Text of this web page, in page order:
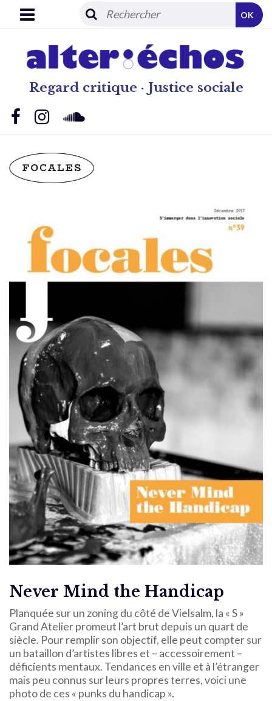
Regard critique · Justice sociale
OK
Never Mind the Handicap
Planquée sur un zoning du côté de Vielsalm, la « S »
Grand Atelier promeut l’art brut depuis un quart de
siècle. Pour remplir son objectif, elle peut compter sur
un bataillon d’artistes libres et – accessoirement –
déficients mentaux. Tendances en ville et à l’étranger
mais peu connus sur leurs propres terres, voici une
photo de ces « punks du handicap ».